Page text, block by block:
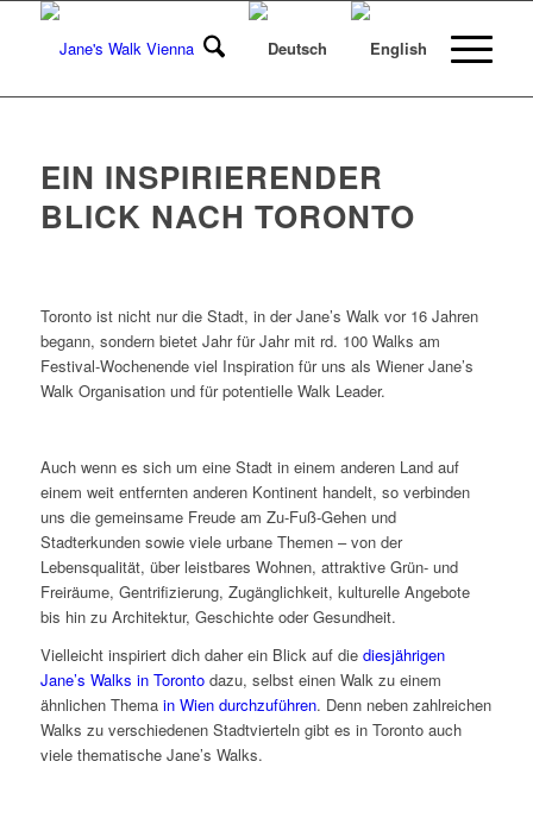
EIN INSPIRIERENDER
BLICK NACH TORONTO
Toronto ist nicht nur die Stadt, in der Jane’s Walk vor 16 Jahren
begann, sondern bietet Jahr für Jahr mit rd. 100 Walks am
Festival-Wochenende viel Inspiration für uns als Wiener Jane’s
Walk Organisation und für potentielle Walk Leader.
Auch wenn es sich um eine Stadt in einem anderen Land auf
einem weit entfernten anderen Kontinent handelt, so verbinden
uns die gemeinsame Freude am Zu-Fuß-Gehen und
Stadterkunden sowie viele urbane Themen – von der
Lebensqualität, über leistbares Wohnen, attraktive Grün- und
Freiräume, Gentrifizierung, Zugänglichkeit, kulturelle Angebote
bis hin zu Architektur, Geschichte oder Gesundheit.
Vielleicht inspiriert dich daher ein Blick auf die diesjährigen
Jane’s Walks in Torontodazu, selbst einen Walk zu einem
ähnlichen Thema in Wien durchzuführen. Denn neben zahlreichen
Walks zu verschiedenen Stadtvierteln gibt es in Toronto auch
viele thematische Jane’s Walks.